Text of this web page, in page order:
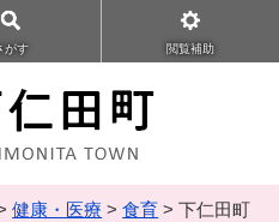
がす 閲覧補助
健康・医療 >食育 > 下仁田町